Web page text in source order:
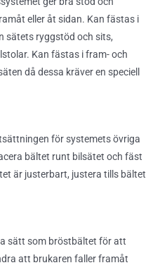
eller åt sidan. Kan fästas i
sätets ryggstöd och sits,
Kan fästas i fram- och
då dessa kräver en speciell
för systemets övriga
bältet runt bilsätet och fäst
är justerbart, justera tills bältet
sätt som bröstbältet för att
att brukaren faller framåt